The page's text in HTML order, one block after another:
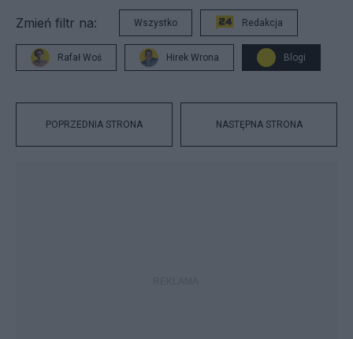
Zmień filtr na: Wszystko Redakcja
Rafał Woś Hirek Wrona Blogi
POPRZEDNIA STRONA NASTĘPNA STRONA